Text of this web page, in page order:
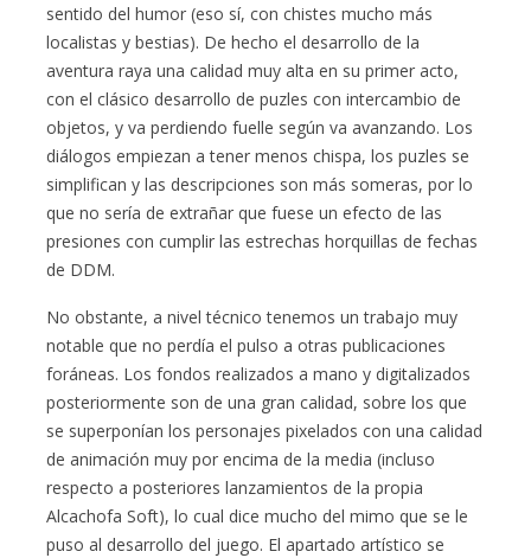
sentido del humor (eso sí, con chistes mucho más
localistas y bestias). De hecho el desarrollo de la
aventura raya una calidad muy alta en su primer acto,
con el clásico desarrollo de puzles con intercambio de
objetos, y va perdiendo fuelle según va avanzando. Los
diálogos empiezan a tener menos chispa, los puzles se
simplifican y las descripciones son más someras, por lo
que no sería de extrañar que fuese un efecto de las
presiones con cumplir las estrechas horquillas de fechas
de DDM.
No obstante, a nivel técnico tenemos un trabajo muy
notable que no perdía el pulso a otras publicaciones
foráneas. Los fondos realizados a mano y digitalizados
posteriormente son de una gran calidad, sobre los que
se superponían los personajes pixelados con una calidad
de animación muy por encima de la media (incluso
respecto a posteriores lanzamientos de la propia
Alcachofa Soft), lo cual dice mucho del mimo que se le
puso al desarrollo del juego. El apartado artístico se